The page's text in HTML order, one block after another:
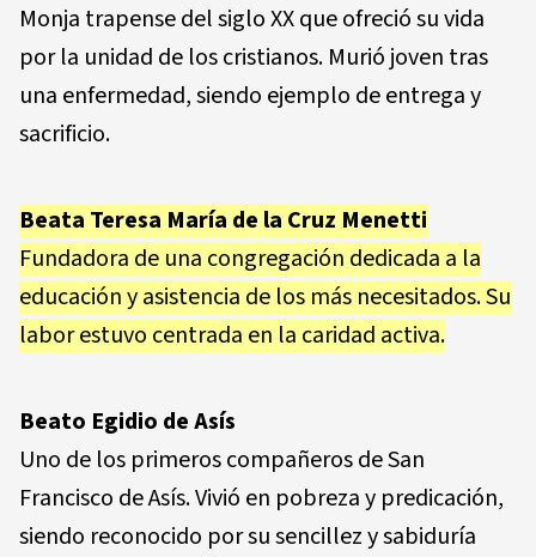
Monja trapense del siglo XX que ofreció su vida
por la unidad de los cristianos. Murió joven tras
una enfermedad, siendo ejemplo de entrega y
sacrificio.
Beata Teresa María de la Cruz Menetti
Fundadora de una congregación dedicada a la
educación y asistencia de los más necesitados. Su
labor estuvo centrada en la caridad activa.
Beato Egidio de Asís
Uno de los primeros compañeros de San
Francisco de Asís. Vivió en pobreza y predicación,
siendo reconocido por su sencillez y sabiduría